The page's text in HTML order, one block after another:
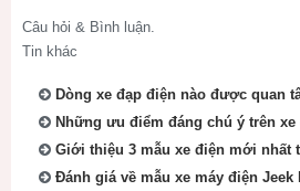
Câu hỏi & Bình luận.
Tin khác
Dòng xe đạp điện nào được quan
Những ưu điểm đáng chú ý trên
Giới thiệu 3 mẫu xe điện mới nhất
Đánh giá về mẫu xe máy điện Jeek